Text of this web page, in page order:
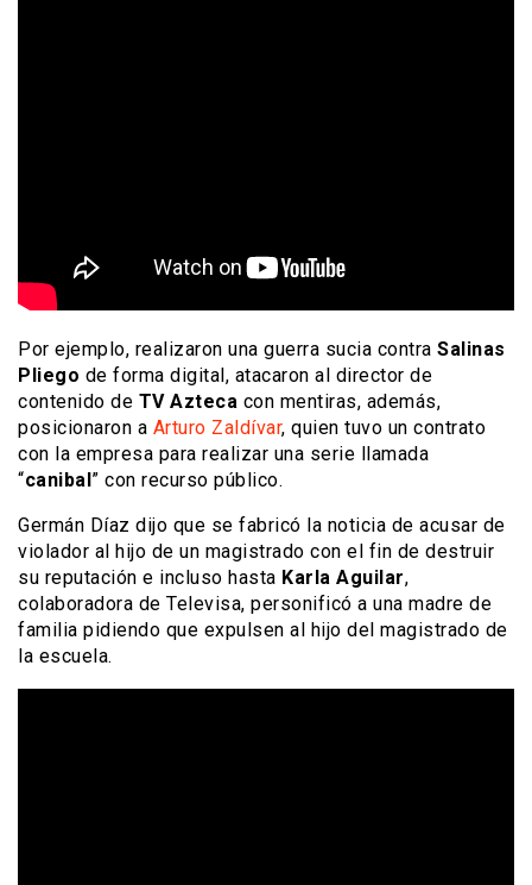
Por ejemplo, realizaron una guerra sucia contra Salinas
Pliego de forma digital, atacaron al director de
contenido de TV Azteca con mentiras, además,
posicionaron a Arturo Zaldívar, quien tuvo un contrato
con la empresa para realizar una serie llamada
“canibal” con recurso público.
Germán Díaz dijo que se fabricó la noticia de acusar de
violador al hijo de un magistrado con el fin de destruir
su reputación e incluso hasta Karla Aguilar,
colaboradora de Televisa, personificó a una madre de
familia pidiendo que expulsen al hijo del magistrado de
la escuela.